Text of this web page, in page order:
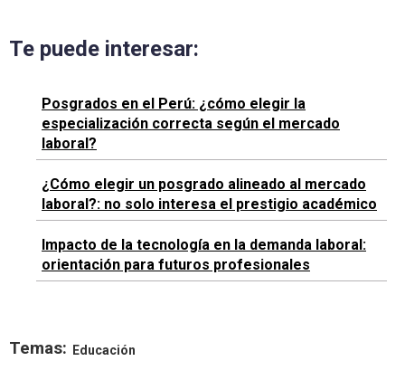
Te puede interesar:
Posgrados en el Perú: ¿cómo elegir la
especialización correcta según el mercado
laboral?
¿Cómo elegir un posgrado alineado al mercado
laboral?: no solo interesa el prestigio académico
Impacto de la tecnología en la demanda laboral:
orientación para futuros profesionales
Temas: Educación